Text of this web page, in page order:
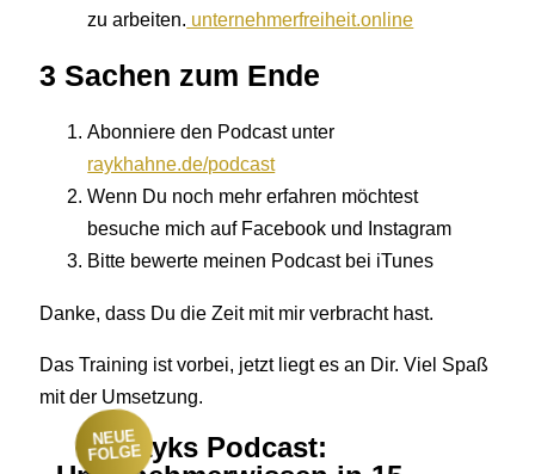
zu arbeiten. unternehmerfreiheit.online
3 Sachen zum Ende
Abonniere den Podcast unter
raykhahne.de/podcast
Wenn Du noch mehr erfahren möchtest
besuche mich auf Facebook und Instagram
Bitte bewerte meinen Podcast bei iTunes
Danke, dass Du die Zeit mit mir verbracht hast.
Das Training ist vorbei, jetzt liegt es an Dir. Viel Spaß
mit der Umsetzung.
Rayks Podcast:
NEUE
FOLGE